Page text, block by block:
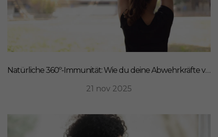
Natürliche 360º-Immunität: Wie du deine Abwehrkräfte von innen stärkst
21 nov 2025